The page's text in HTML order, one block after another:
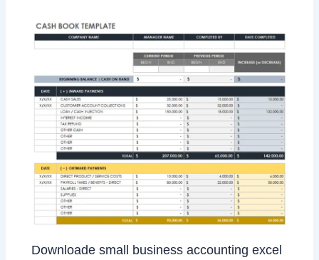
Downloade small business accounting excel